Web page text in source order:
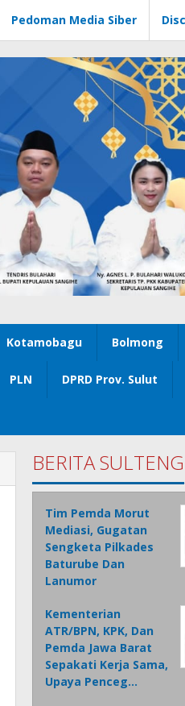
Pedoman Media Siber
Kotamobagu Bolmong
PLN DPRD Prov. Sulut
BERITA SULTENG
Tim Pemda Morut
Mediasi, Gugatan
Sengketa Pilkades
Baturube Dan
Lanumor
Kementerian
ATR/BPN, KPK, Dan
Pemda Jawa Barat
Sepakati Kerja Sama,
Upaya Penceg…